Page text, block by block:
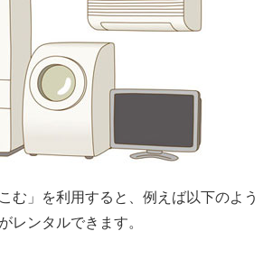
む」を利用すると、例えば以下のよう
レンタルできます。